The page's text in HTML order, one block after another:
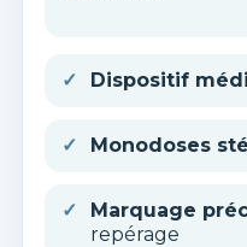
Dispositif
Monodoses
Marquage
repérage